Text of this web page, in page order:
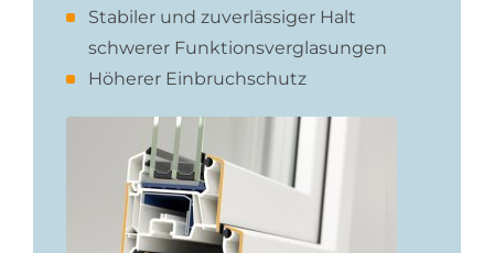
Stabiler und zuverlässiger Halt
schwerer Funktionsverglasungen
Höherer Einbruchschutz